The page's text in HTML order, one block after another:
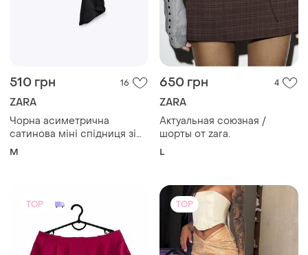
510 грн 16
ZARA
Чорна асиметрична
сатинова міні спідниця зі
звисаючою частиною zara
M
650 грн 4
ZARA
Актуальная союзная /
шорты от zara.
L
TOP TOP